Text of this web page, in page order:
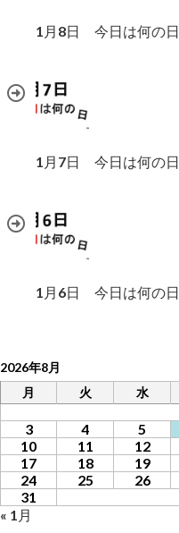
1月8日 今日は何の日
1月7日 今日は何の日
1月6日 今日は何の日
2026年8月
月
火 水
3
4 5
10
11 12
17
18 19
24
25 26
31
« 1月